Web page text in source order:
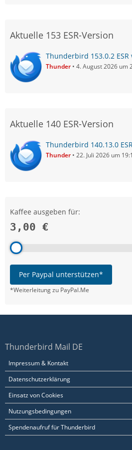
Aktuelle 153 ESR-Version
Thunderbird 153.0.2
Thunder 4. August 2026 um
Aktuelle 140 ESR-Version
Thunderbird 140.13.0
Thunder 22. Juli 2026 um
Kaffee ausgeben für:
3,00 €
Per Paypal unterstützen*
*Weiterleitung zu PayPal.Me
Thunderbird Mail DE
Impressum & Kontakt
Datenschutzerklärung
Einsatz von Cookies
Nutzungsbedingungen
Spendenaufruf für Thunderbird